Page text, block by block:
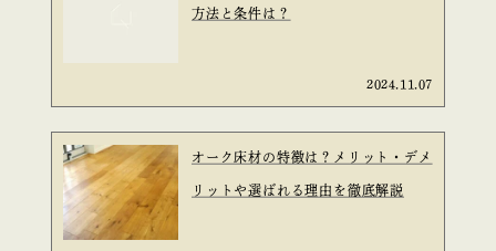
方法と条件は？
2024.11.07
オーク床材の特徴は？メリット・デメ
リットや選ばれる理由を徹底解説